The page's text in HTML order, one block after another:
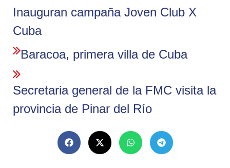
Inauguran campaña Joven Club X
Cuba
Baracoa, primera villa de Cuba
Secretaria general de la FMC visita la
provincia de Pinar del Río